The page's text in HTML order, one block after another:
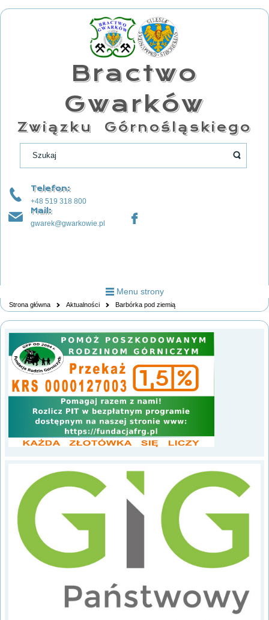
Bractwo
Gwarków
Związku Górnośląskiego
Telefon:
+48 519 318 800
Mail:
gwarek@gwarkowie.pl
Menu strony
Strona główna Aktualności Barbórka pod ziemią